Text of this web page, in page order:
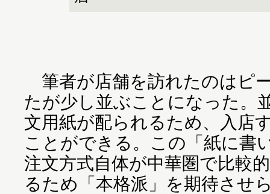
筆者が店舗を訪れたのはピ
たが少し並ぶことになった。
文用紙が配られるため、入店
ことができる。この「紙に書
注文方式自体が中華圏で比較
るため「本格派」を期待させ